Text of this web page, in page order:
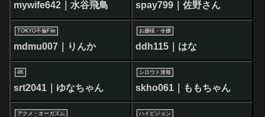
mywife642｜水谷飛鳥 spay799｜佐野さん
TOKYO不倫File
mdmu007｜りんか
お嬢様・令嬢
ddh115｜はな
4K
srt2041｜ゆなちゃん
シロウト速報
skho061｜ももちゃん
アクメ・オーガズム ハイビジョン